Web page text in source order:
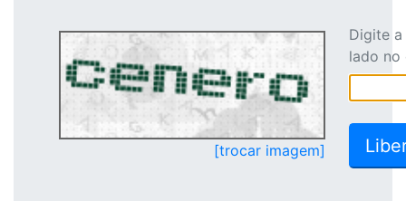
[trocar imagem]
Digite
lado no